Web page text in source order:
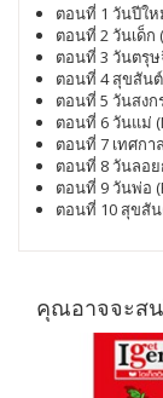
ตอนที่ 1 วันปีให
ตอนที่ 2 วันเด็ก
ตอนที่ 3 วันตรุษ
ตอนที่ 4 สุขสัน
ตอนที่ 5 วันสงก
ตอนที่ 6 วันแม่
ตอนที่ 7 เทศกา
ตอนที่ 8 วันลอย
ตอนที่ 9 วันพ่อ
ตอนที่ 10 สุขสั
คุณอาจจะส